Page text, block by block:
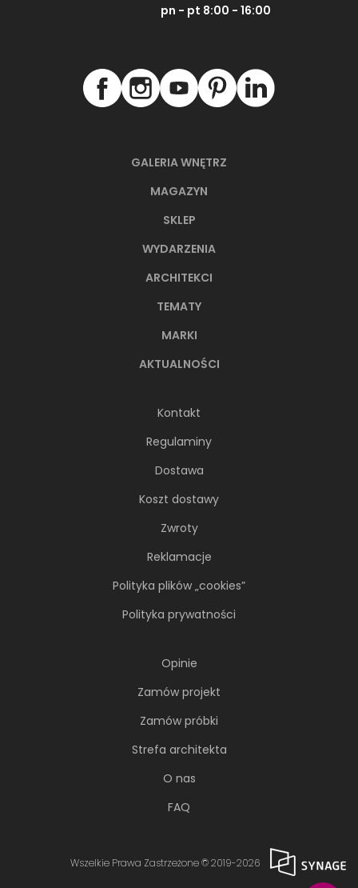
GALERIA WNĘTRZ
MAGAZYN
SKLEP
WYDARZENIA
ARCHITEKCI
TEMATY
MARKI
AKTUALNOŚCI
Kontakt
Regulaminy
Dostawa
Koszt dostawy
Zwroty
Reklamacje
Polityka plików „cookies”
Polityka prywatności
Opinie
Zamów projekt
Zamów próbki
Strefa architekta
O nas
FAQ
pn - pt 8:00 - 16:00
Wszelkie Prawa Zastrzeżone © 2019-2026